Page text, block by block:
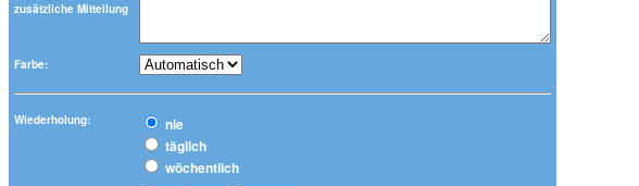
zusätzliche Mitteilung
Farbe:
Wiederholung:
nie
täglich
wöchentlich